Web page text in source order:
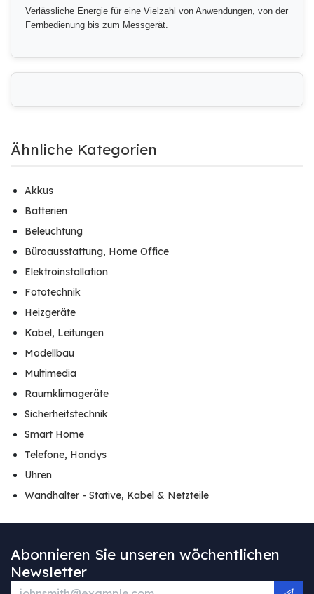
Verlässliche Energie für eine Vielzahl von Anwendungen, von der
Fernbedienung bis zum Messgerät.
Ähnliche Kategorien
Akkus
Batterien
Beleuchtung
Büroausstattung, Home Office
Elektroinstallation
Fototechnik
Heizgeräte
Kabel, Leitungen
Modellbau
Multimedia
Raumklimageräte
Sicherheitstechnik
Smart Home
Telefone, Handys
Uhren
Wandhalter - Stative, Kabel & Netzteile
Abonnieren Sie unseren wöchentlichen
Newsletter